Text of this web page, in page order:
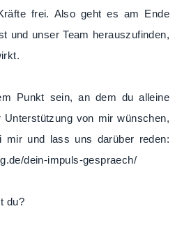
frei. Also geht es am Ende
und unser Team herauszufinden,
Punkt sein, an dem du alleine
von mir wünschen,
mir und lass uns darüber reden:
dein-impuls-gespraech/
du?